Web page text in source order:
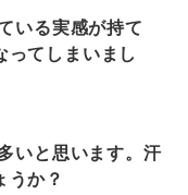
いる実感が持て
ってしまいまし
いと思います。汗
うか？